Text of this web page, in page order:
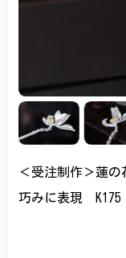
＜受注制作＞蓮
巧みに表現 K175